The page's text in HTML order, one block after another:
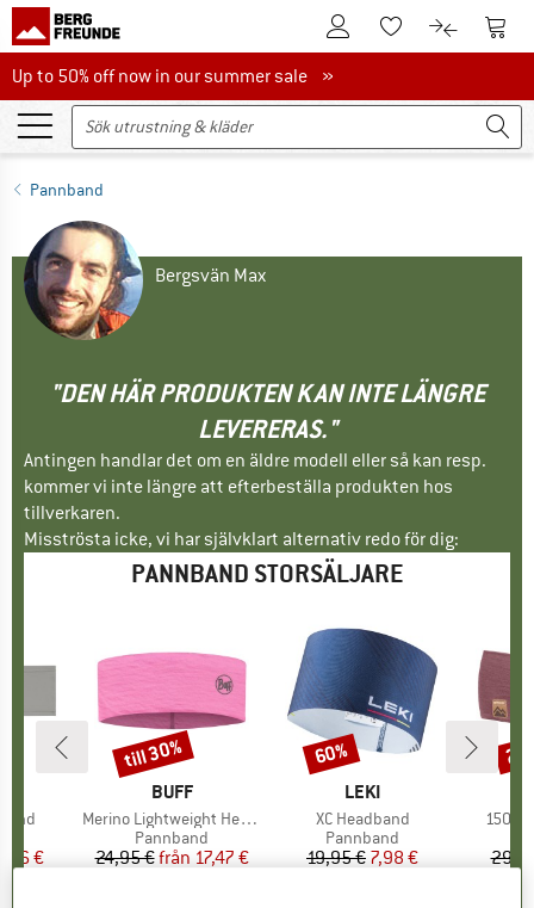
Till kundkontotTill minneslistan.
Till Till
Up to 50% off now in our summer sale
Up to 50% off now in our summer sale »
Pannband
Bergsvän Max
"DEN HÄR PRODUKTEN KAN INTE LÄNGRE
LEVERERAS."
Antingen handlar det om en äldre modell eller så kan resp.
kommer vi inte längre att efterbeställa produkten hos
tillverkaren.
Misströsta icke, vi har självklart alternativ redo för dig:
PANNBAND STORSÄLJARE
pris
€
VARUMÄRKE
BUFF
Produkter
Merino Lightweight Headband
Produktgrupp
Pannband
Pris
24,95 € Reducerat pris
från 17,47 €
Rabatt
till 30%
VARUMÄRKE
LEKI
Produkter
XC Headband
Produktgrupp
Pannband
Pris
19,95 €Reducerat pris
7,98 €
Rabatt
60%
150